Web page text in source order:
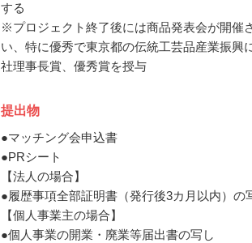
する
※プロジェクト終了後には商品発表会が開催
い、特に優秀で東京都の伝統工芸品産業振興
社理事長賞、優秀賞を授与
提出物
●マッチング会申込書
●PRシート
【法人の場合】
●履歴事項全部証明書（発行後3カ月以内）の
【個人事業主の場合】
●個人事業の開業・廃業等届出書の写し